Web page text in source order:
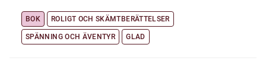
BOK ROLIGT OCH SKÄMTBERÄTTELSER
SPÄNNING OCH ÄVENTYR GLAD